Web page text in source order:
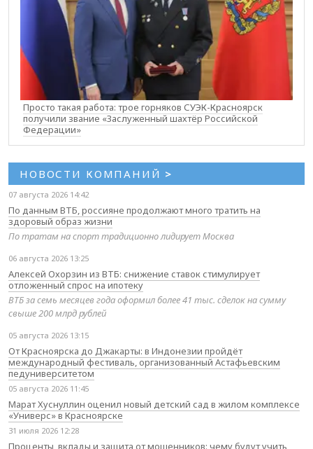
Просто такая работа: трое горняков СУЭК-Красноярск
получили звание «Заслуженный шахтёр Российской
Федерации»
НОВОСТИ КОМПАНИЙ >
07 августа 2026 14:42
По данным ВТБ, россияне продолжают много тратить на
здоровый образ жизни
По тратам на спорт традиционно лидирует Москва
06 августа 2026 13:25
Алексей Охорзин из ВТБ: снижение ставок стимулирует
отложенный спрос на ипотеку
ВТБ за семь месяцев года оформил более 41 тыс. сделок на сумму
свыше 200 млрд рублей
05 августа 2026 13:15
От Красноярска до Джакарты: в Индонезии пройдёт
международный фестиваль, организованный Астафьевским
педуниверситетом
05 августа 2026 11:45
Марат Хуснуллин оценил новый детский сад в жилом комплексе
«Универс» в Красноярске
31 июля 2026 12:28
Проценты, вклады и защита от мошенников: чему будут учить